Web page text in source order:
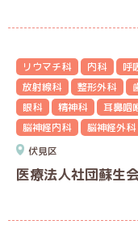
リウマチ科 内科 呼
放射線科
整形外科
眼科
精神科 耳鼻咽
脳神経内科
脳神経外科
伏見区
医療法人社団蘇生